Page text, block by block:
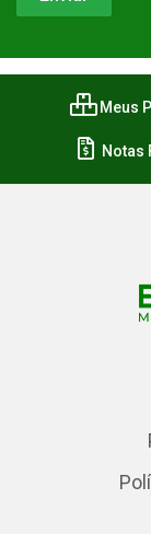
Meus
Notas